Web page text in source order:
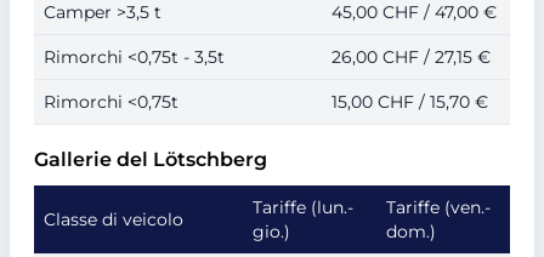
Camper >3,5 t 45,00 CHF / 47,00 €
Rimorchi <0,75t - 3,5t 26,00 CHF / 27,15 €
Rimorchi <0,75t 15,00 CHF / 15,70 €
Gallerie del Lötschberg
Classe di veicolo
Tariffe (lun.-
gio.)
Tariffe (ven.-
dom.)